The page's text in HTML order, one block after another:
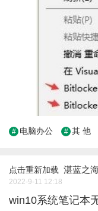
电脑办公 其 他
点击重新加载 湛蓝之
2022-9-11 12:18
win10系统笔记本